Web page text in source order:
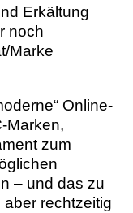
Erkältung
noch
Marke
Online-
Marken,
zum
– und das zu
aber rechtzeitig